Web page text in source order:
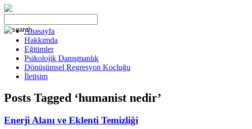
Anasayfa
Hakkımda
Eğitimler
Psikolojik Danışmanlık
Dönüşümsel Regresyon Koçluğu
İletişim
Posts Tagged ‘humanist nedir’
Enerji Alanı ve Eklenti Temizliği